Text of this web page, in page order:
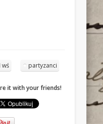
wś partyzanci
it with your friends!